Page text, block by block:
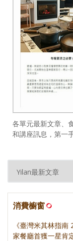
各單元最新文章、
和講座訊息，第一
消費櫥窗
《臺灣米其林指
家餐廳首獲一星肯